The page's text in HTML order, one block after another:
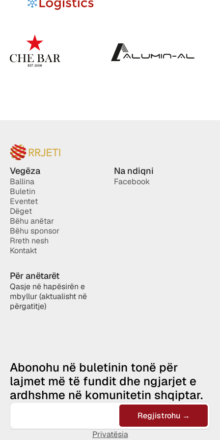
Vegëza
Ballina
Buletin
Eventet
Dëget
Bëhu anëtar
Bëhu sponsor
Rreth nesh
Kontakt
Na ndiqni
Facebook
Për anëtarët
Qasje në hapësirën e
mbyllur (aktualisht në
përgatitje)
Abonohu në buletinin tonë për
lajmet më të fundit dhe ngjarjet e
ardhshme në komunitetin shqiptar.
Privatësia